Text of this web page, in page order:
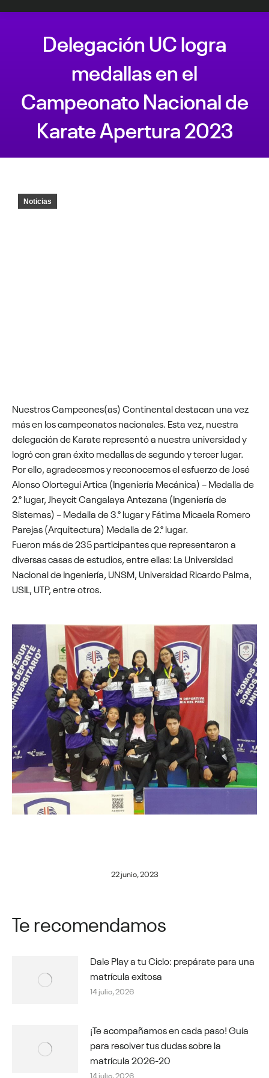
Delegación UC logra
medallas en el
Campeonato Nacional de
Karate Apertura 2023
Noticias
Nuestros Campeones(as) Continental destacan una vez
más en los campeonatos nacionales. Esta vez, nuestra
delegación de Karate representó a nuestra universidad y
logró con gran éxito medallas de segundo y tercer lugar.
Por ello, agradecemos y reconocemos el esfuerzo de José
Alonso Olortegui Artica (Ingeniería Mecánica) – Medalla de
2.° lugar, Jheycit Cangalaya Antezana (Ingeniería de
Sistemas) – Medalla de 3.° lugar y Fátima Micaela Romero
Parejas (Arquitectura) Medalla de 2.° lugar.
Fueron más de 235 participantes que representaron a
diversas casas de estudios, entre ellas: La Universidad
Nacional de Ingeniería, UNSM, Universidad Ricardo Palma,
USIL, UTP, entre otros.
22 junio, 2023
Te recomendamos
Dale Play a tu Ciclo: prepárate para una
matrícula exitosa
14 julio, 2026
¡Te acompañamos en cada paso! Guía
para resolver tus dudas sobre la
matrícula 2026-20
14 julio, 2026